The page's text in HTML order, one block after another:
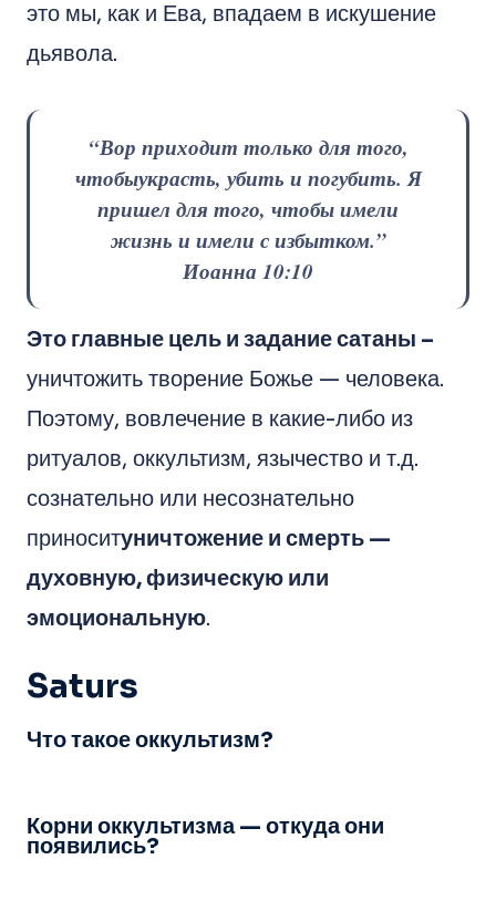
это мы, как и Ева, впадаем в искушение
дьявола.
“Вор приходит только для того,
чтобыукрасть, убить и погубить. Я
пришел для того, чтобы имели
жизнь и имели с избытком.”
Иоанна 10:10
Это главные цель и задание сатаны –
уничтожить творение Божье — человека.
Поэтому, вовлечение в какие-либо из
ритуалов, оккультизм, язычество и т.д.
сознательно или несознательно
приноситуничтожение и смерть —
духовную, физическую или
эмоциональную.
Saturs
Что такое оккультизм?
Корни оккультизма — откуда они
появились?